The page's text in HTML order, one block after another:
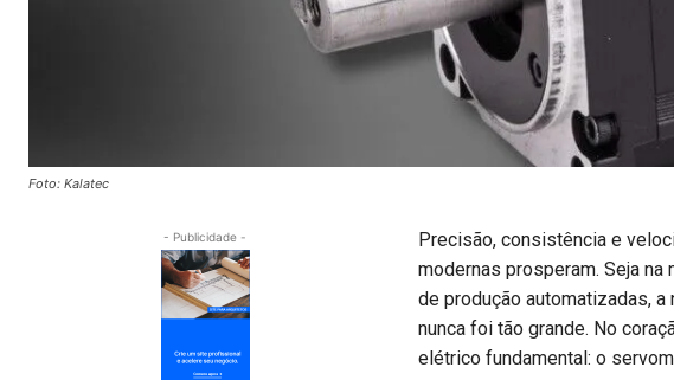
Foto: Kalatec
- Publicidade -
Precisão, consistência e
modernas prosperam. Seja na
de produção automatizadas,
nunca foi tão grande. No
elétrico fundamental: o